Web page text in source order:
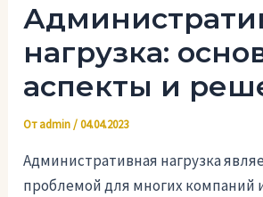
нагрузка:
аспекты и
Отadmin/04.04.2023
Административная нагрузка
проблемой для многих компаний